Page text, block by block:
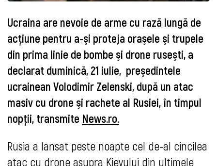
Ucraina are nevoie de arme cu rază lungă de
acţiune pentru a-şi proteja oraşele şi trupele
din prima linie de bombe şi drone ruseşti, a
declarat duminică, 21 iulie, preşedintele
ucrainean Volodimir Zelenski, după un atac
masiv cu drone şi rachete al Rusiei, în timpul
nopţii, transmite News.ro.
Rusia a lansat peste noapte cel de-al cincilea
atac cu drone asupra Kievului din ultimele